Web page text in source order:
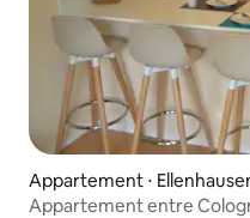
Appartement ⋅
Appartement entre